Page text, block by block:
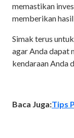
memastikan
memberikan
Simak terus
agar Anda dapat
kendaraan Anda
Baca Juga:Tips